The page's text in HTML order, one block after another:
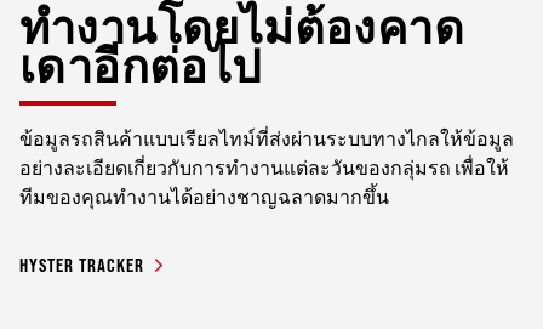
ทำงานโดยไม่ต้องคาด
เดาอีกต่อไป
ข้อมูลรถสินค้าแบบเรียลไทม์ที่ส่งผ่านระบบทางไกลให้ข้อมูล
อย่างละเอียดเกี่ยวกับการทำงานแต่ละวันของกลุ่มรถ เพื่อให้
ทีมของคุณทำงานได้อย่างชาญฉลาดมากขึ้น
HYSTER TRACKER